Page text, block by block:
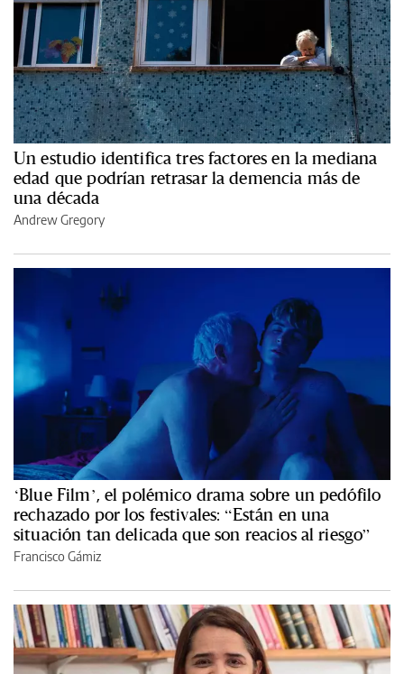
Un estudio identifica tres factores en la mediana
edad que podrían retrasar la demencia más de
una década
Andrew Gregory
‘Blue Film’, el polémico drama sobre un pedófilo
rechazado por los festivales: “Están en una
situación tan delicada que son reacios al riesgo”
Francisco Gámiz